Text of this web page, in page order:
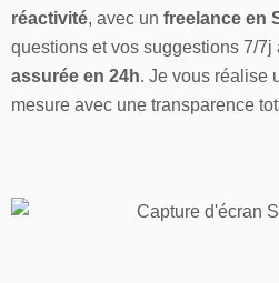
réactivité, avec un freelance en
questions et vos suggestions 7/7j
assurée en 24h. Je vous réalise
mesure avec une transparence